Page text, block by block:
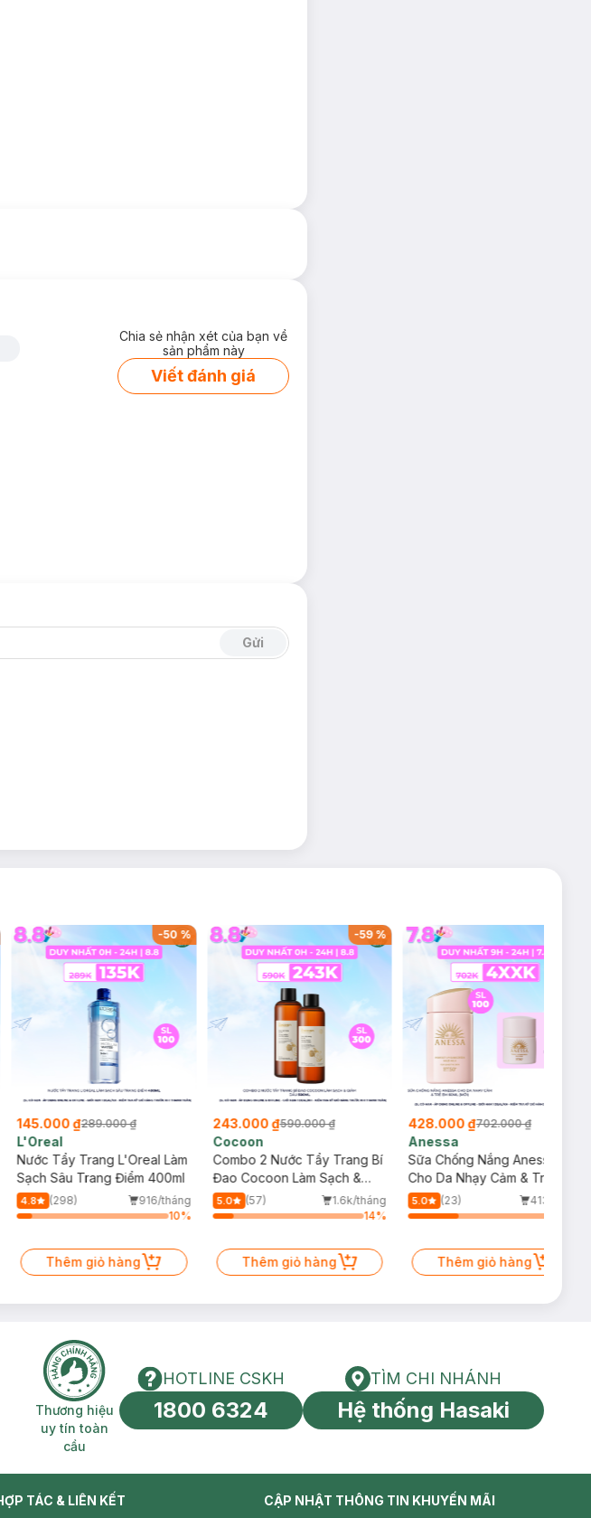
Chia sẻ nhận xét của bạn về
sản phẩm này
Viết đánh giá
Gửi
-50 %
145.000 ₫289.000 ₫
L'Oreal
Nước Tẩy Trang L'Oreal Làm
Sạch Sâu Trang Điểm 400ml
4.8 (298)
916/tháng
10%
Thêm giỏ hàng
-59%
243.000 ₫590.000 ₫
Cocoon
Combo 2 Nước Tẩy Trang Bí
Đao Cocoon Làm Sạch &
Giảm Dầu 500ml
5.0 (57)
1.6k/tháng
14%
Thêm giỏ hàng
428.000 ₫702.000 ₫
Anessa
Sữa Chống Nắng Anessa
Cho Da Nhạy Cảm & Trẻ Em
60ml (Mới)
5.0 (23)
413/tháng
Thêm giỏ hàng
phí Thương hiệu uy tín toàn cầu
Thương hiệu
uy tín toàn
cầu
HOTLINE CSKH
HOTLINE CSKH
1800 6324
Tìm chi nhánh
TÌM CHI NHÁNH
Hệ thống Hasaki
TÁC & LIÊN KẾT CẬP NHẬT THÔNG TIN KHUYẾN MÃI